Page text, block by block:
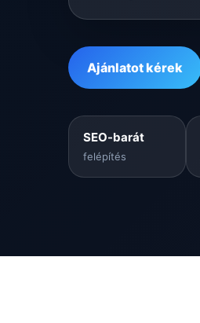
Ajánlatot kérek
SEO-barát
felépítés